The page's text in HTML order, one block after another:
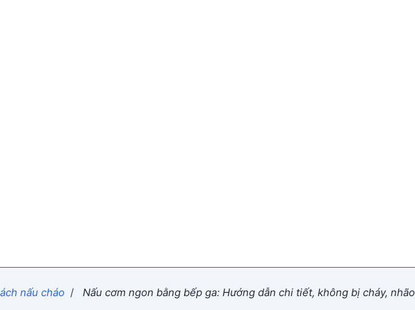
nấu cháo / Nấu cơm ngon bằng bếp ga: Hướng dẫn chi tiết, không bị cháy, nhão